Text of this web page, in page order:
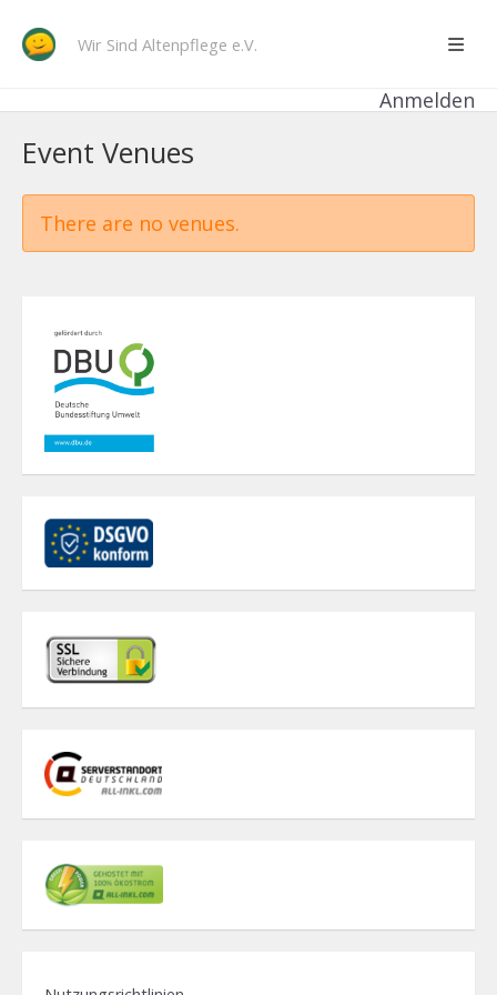
Wir Sind Altenpflege e.V.
Anmelden
Event Venues
There are no venues.